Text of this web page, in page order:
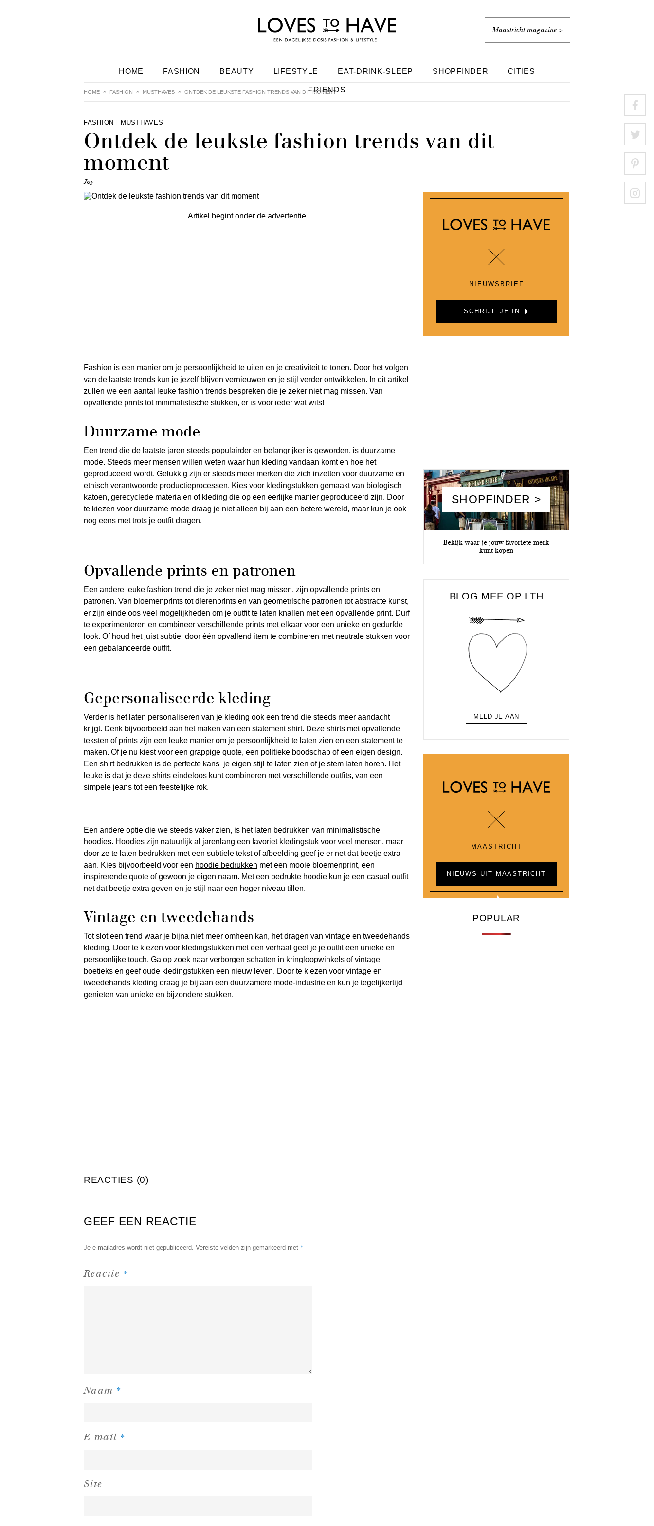
Maastricht magazine >
HOME FASHION BEAUTY LIFESTYLE EAT-DRINK-SLEEP SHOPFINDER CITIES
FRIENDS
HOME FASHION MUSTHAVES ONTDEK DE LEUKSTE FASHION TRENDS VAN DIT MOMENT
FASHION MUSTHAVES
Ontdek de leukste fashion trends van dit
moment
Joy
Artikel begint onder de advertentie
Fashion is een manier om je persoonlijkheid te uiten en je creativiteit te tonen. Door het volgen
van de laatste trends kun je jezelf blijven vernieuwen en je stijl verder ontwikkelen. In dit artikel
zullen we een aantal leuke fashion trends bespreken die je zeker niet mag missen. Van
opvallende prints tot minimalistische stukken, er is voor ieder wat wils!
Duurzame mode
Een trend die de laatste jaren steeds populairder en belangrijker is geworden, is duurzame
mode. Steeds meer mensen willen weten waar hun kleding vandaan komt en hoe het
geproduceerd wordt. Gelukkig zijn er steeds meer merken die zich inzetten voor duurzame en
ethisch verantwoorde productieprocessen. Kies voor kledingstukken gemaakt van biologisch
katoen, gerecyclede materialen of kleding die op een eerlijke manier geproduceerd zijn. Door
te kiezen voor duurzame mode draag je niet alleen bij aan een betere wereld, maar kun je ook
nog eens met trots je outfit dragen.
Opvallende prints en patronen
Een andere leuke fashion trend die je zeker niet mag missen, zijn opvallende prints en
patronen. Van bloemenprints tot dierenprints en van geometrische patronen tot abstracte kunst,
er zijn eindeloos veel mogelijkheden om je outfit te laten knallen met een opvallende print. Durf
te experimenteren en combineer verschillende prints met elkaar voor een unieke en gedurfde
look. Of houd het juist subtiel door één opvallend item te combineren met neutrale stukken voor
een gebalanceerde outfit.
Gepersonaliseerde kleding
Verder is het laten personaliseren van je kleding ook een trend die steeds meer aandacht
krijgt. Denk bijvoorbeeld aan het maken van een statement shirt. Deze shirts met opvallende
teksten of prints zijn een leuke manier om je persoonlijkheid te laten zien en een statement te
maken. Of je nu kiest voor een grappige quote, een politieke boodschap of een eigen design.
Een shirt bedrukken is de perfecte kans je eigen stijl te laten zien of je stem laten horen. Het
leuke is dat je deze shirts eindeloos kunt combineren met verschillende outfits, van een
simpele jeans tot een feestelijke rok.
Een andere optie die we steeds vaker zien, is het laten bedrukken van minimalistische
hoodies. Hoodies zijn natuurlijk al jarenlang een favoriet kledingstuk voor veel mensen, maar
door ze te laten bedrukken met een subtiele tekst of afbeelding geef je er net dat beetje extra
aan. Kies bijvoorbeeld voor een hoodie bedrukken met een mooie bloemenprint, een
inspirerende quote of gewoon je eigen naam. Met een bedrukte hoodie kun je een casual outfit
net dat beetje extra geven en je stijl naar een hoger niveau tillen.
Vintage en tweedehands
Tot slot een trend waar je bijna niet meer omheen kan, het dragen van vintage en tweedehands
kleding. Door te kiezen voor kledingstukken met een verhaal geef je je outfit een unieke en
persoonlijke touch. Ga op zoek naar verborgen schatten in kringloopwinkels of vintage
boetieks en geef oude kledingstukken een nieuw leven. Door te kiezen voor vintage en
tweedehands kleding draag je bij aan een duurzamere mode-industrie en kun je tegelijkertijd
genieten van unieke en bijzondere stukken.
REACTIES (0)
GEEF EEN REACTIE
Je e-mailadres wordt niet gepubliceerd. Vereiste velden zijn gemarkeerd met *
Reactie *
Naam *
E-mail *
Site
NIEUWSBRIEF
SCHRIJF JE IN
SHOPFINDER >
Bekijk waar je jouw favoriete merk
kunt kopen
BLOG MEE OP LTH
MELD JE AAN
MAASTRICHT
NIEUWS UIT MAASTRICHT
POPULAR